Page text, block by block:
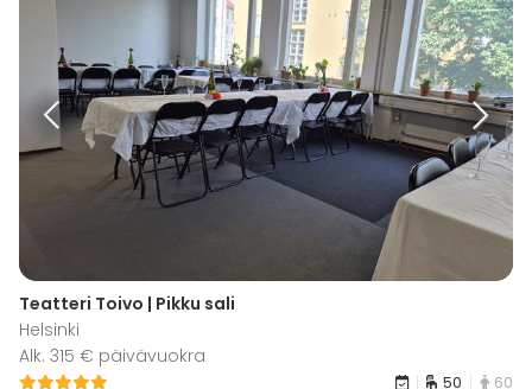
Teatteri Toivo | Pikku sali
Helsinki
Alk. 315 € päivävuokra
50 60